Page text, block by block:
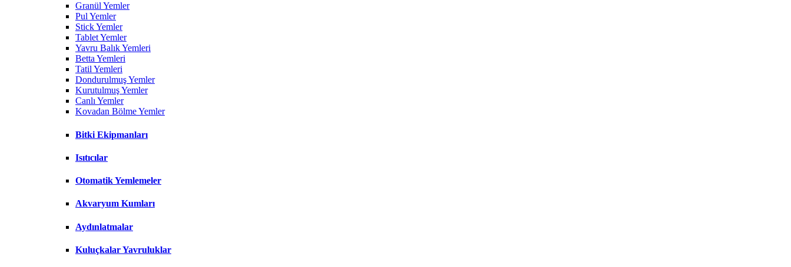
Granül Yemler
Pul Yemler
Stick Yemler
Tablet Yemler
Yavru Balık Yemleri
Betta Yemleri
Tatil Yemleri
Dondurulmuş Yemler
Kurutulmuş Yemler
Canlı Yemler
Kovadan Bölme Yemler
Bitki Ekipmanları
Isıtıcılar
Otomatik Yemlemeler
Akvaryum Kumları
Aydınlatmalar
Kuluçkalar Yavruluklar